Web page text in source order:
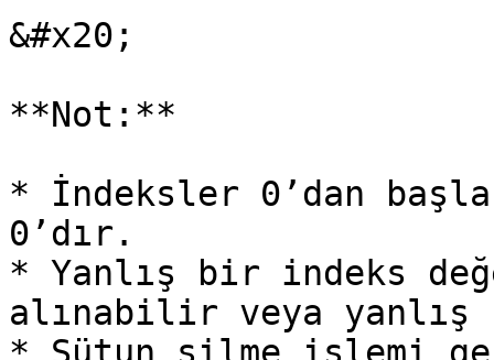
&#x20;
**Not:**
* İndeksler 0’dan
0’dır.
* Yanlış bir indeks
alınabilir veya